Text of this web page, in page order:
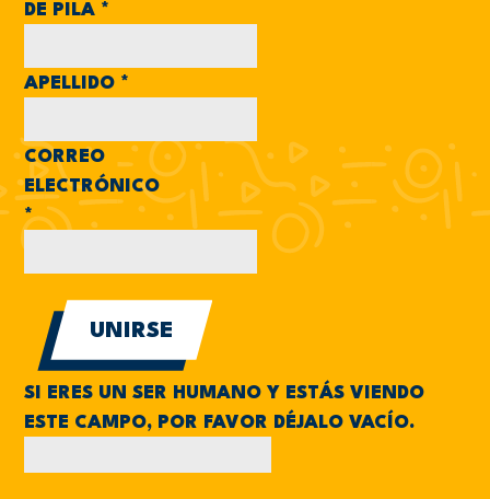
DE PILA *
APELLIDO *
CORREO
ELECTRÓNICO
*
SI ERES UN SER HUMANO Y ESTÁS VIENDO
ESTE CAMPO, POR FAVOR DÉJALO VACÍO.